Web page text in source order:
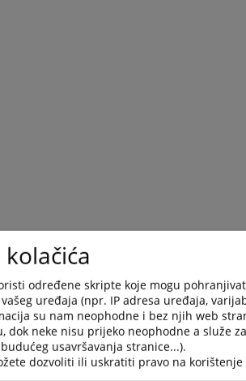
– Министарство унутрашњих
1 - 1 / 1
1
određene skripte koje mogu
uređaja (npr. IP adresa uređaja,
su nam neophodne i bez njih web
dok neke nisu prijeko neophodne a služe
usavršavanja stranice...).
dozvoliti ili uskratiti pravo na